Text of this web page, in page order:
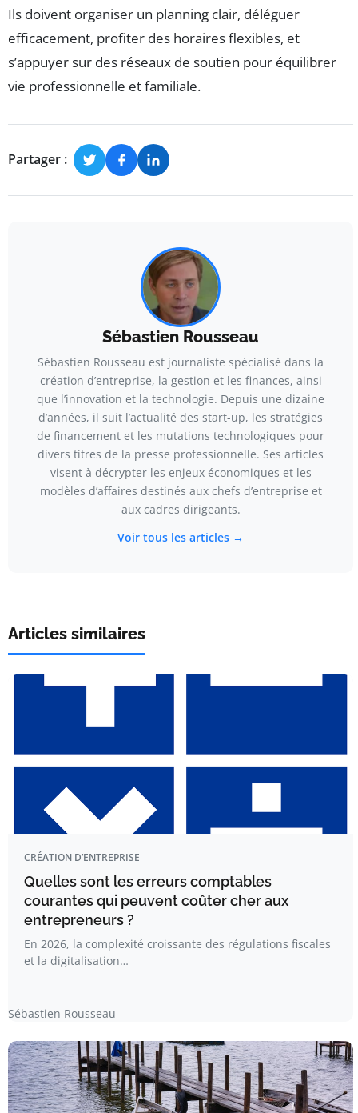
Ils doivent organiser un planning clair, déléguer
efficacement, profiter des horaires flexibles, et
s’appuyer sur des réseaux de soutien pour équilibrer
vie professionnelle et familiale.
Partager :
Sébastien Rousseau
Sébastien Rousseau est journaliste spécialisé dans la
création d’entreprise, la gestion et les finances, ainsi
que l’innovation et la technologie. Depuis une dizaine
d’années, il suit l’actualité des start-up, les stratégies
de financement et les mutations technologiques pour
divers titres de la presse professionnelle. Ses articles
visent à décrypter les enjeux économiques et les
modèles d’affaires destinés aux chefs d’entreprise et
aux cadres dirigeants.
Voir tous les articles →
Articles similaires
CRÉATION D’ENTREPRISE
Quelles sont les erreurs comptables
courantes qui peuvent coûter cher aux
entrepreneurs ?
En 2026, la complexité croissante des régulations fiscales
et la digitalisation…
Sébastien Rousseau